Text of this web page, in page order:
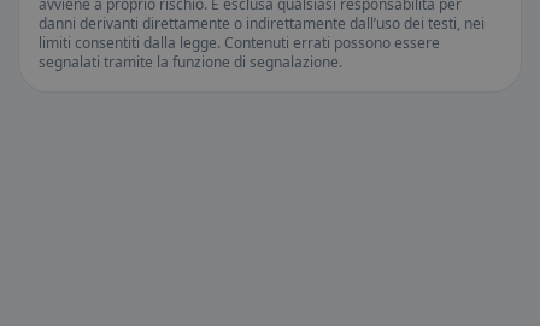
avviene a proprio rischio. È esclusa qualsiasi responsabilità per
danni derivanti direttamente o indirettamente dall’uso dei testi, nei
limiti consentiti dalla legge. Contenuti errati possono essere
segnalati tramite la funzione di segnalazione.